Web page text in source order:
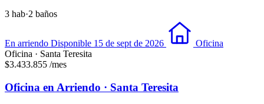
3 hab·2 baños
En arriendo Disponible 15 de sept de 2026
Oficina
Oficina · Santa Teresita
$3.433.855 /mes
Oficina en Arriendo · Santa Teresita